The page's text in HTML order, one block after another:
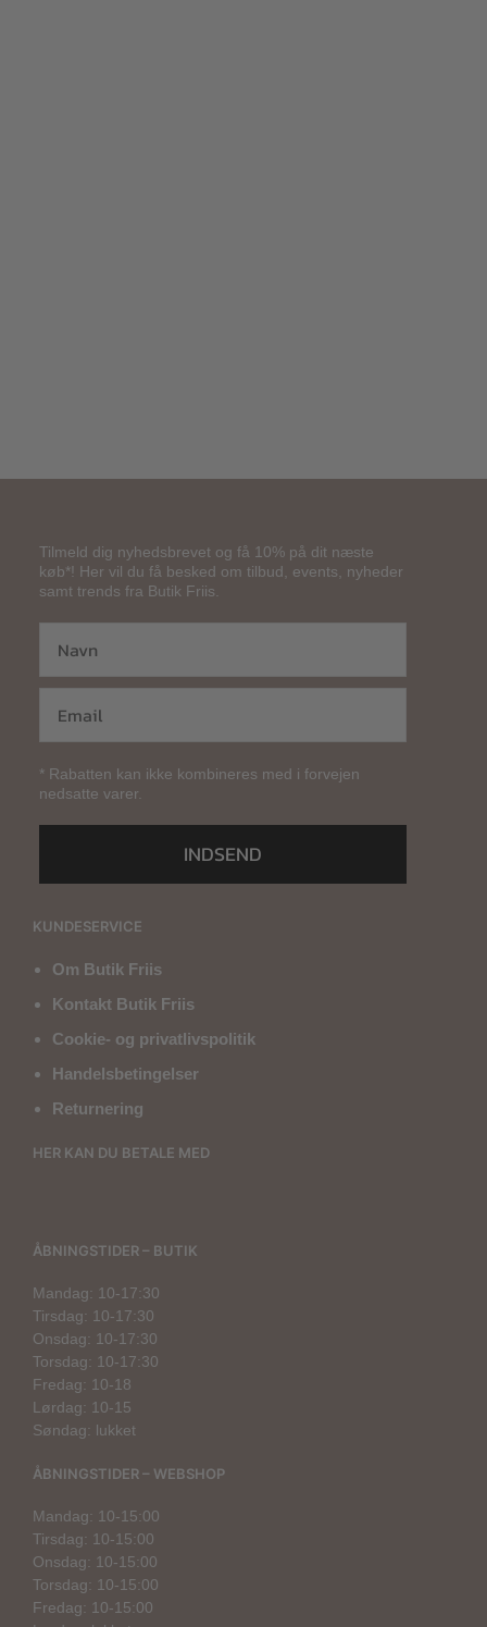
Tilmeld dig nyhedsbrevet og få 10% på dit næste
køb*! Her vil du få besked om tilbud, events, nyheder
samt trends fra Butik Friis.
* Rabatten kan ikke kombineres med i forvejen
nedsatte varer.
INDSEND
KUNDESERVICE
Om Butik Friis
Kontakt Butik Friis
Cookie- og privatlivspolitik
Handelsbetingelser
Returnering
HER KAN DU BETALE MED
ÅBNINGSTIDER – BUTIK
Mandag: 10-17:30
Tirsdag: 10-17:30
Onsdag: 10-17:30
Torsdag: 10-17:30
Fredag: 10-18
Lørdag: 10-15
Søndag: lukket
ÅBNINGSTIDER – WEBSHOP
Mandag: 10-15:00
Tirsdag: 10-15:00
Onsdag: 10-15:00
Torsdag: 10-15:00
Fredag: 10-15:00